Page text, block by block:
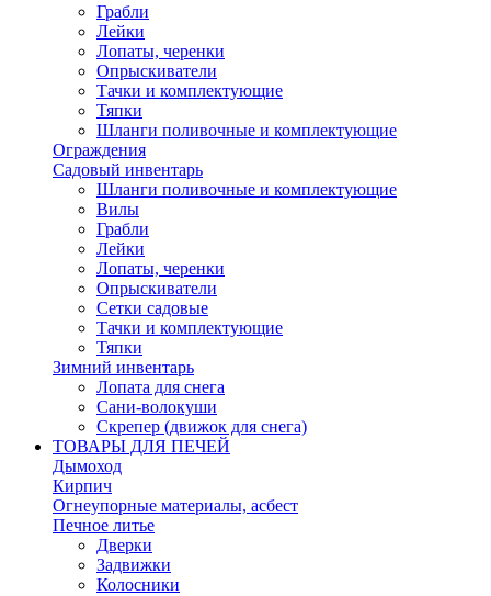
Грабли
Лейки
Лопаты, черенки
Опрыскиватели
Тачки и комплектующие
Тяпки
Шланги поливочные и комплектующие
Ограждения
Садовый инвентарь
Шланги поливочные и комплектующие
Вилы
Грабли
Лейки
Лопаты, черенки
Опрыскиватели
Сетки садовые
Тачки и комплектующие
Тяпки
Зимний инвентарь
Лопата для снега
Сани-волокуши
Скрепер (движок для снега)
ТОВАРЫ ДЛЯ ПЕЧЕЙ
Дымоход
Кирпич
Огнеупорные материалы, асбест
Печное литье
Дверки
Задвижки
Колосники